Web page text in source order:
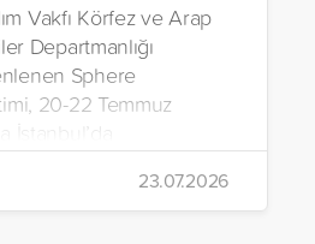
Vakfı Körfez ve Arap
Departmanlığı
Sphere
20-22 Temmuz
23.07.2026